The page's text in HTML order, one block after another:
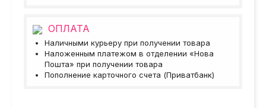
ОПЛАТА
Наличными курьеру при получении товара
Наложенным платежом в отделении «Нова
Пошта» при получении товара
Пополнение карточного счета (Приватбанк)